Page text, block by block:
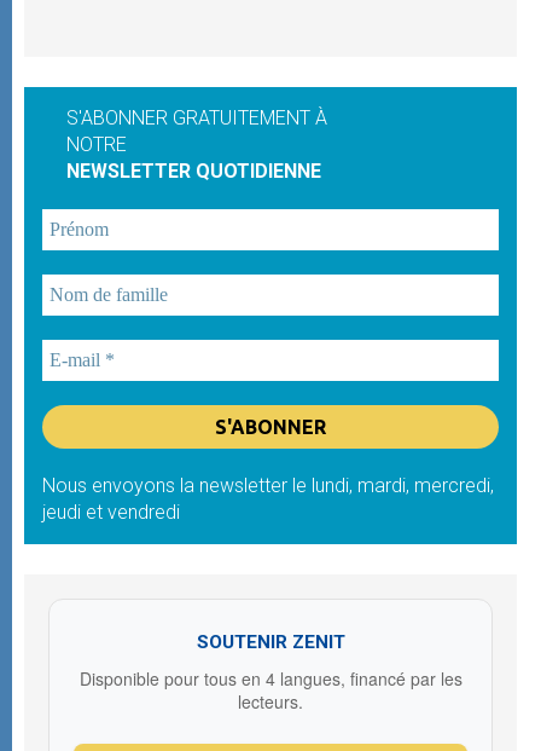
S'ABONNER GRATUITEMENT À
NOTRE
NEWSLETTER QUOTIDIENNE
Nous envoyons la newsletter le lundi, mardi, mercredi,
jeudi et vendredi
SOUTENIR ZENIT
Disponible pour tous en 4 langues, financé par les
lecteurs.